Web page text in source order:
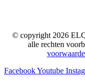
© copyright 2026
alle rechten
FacebookYoutube